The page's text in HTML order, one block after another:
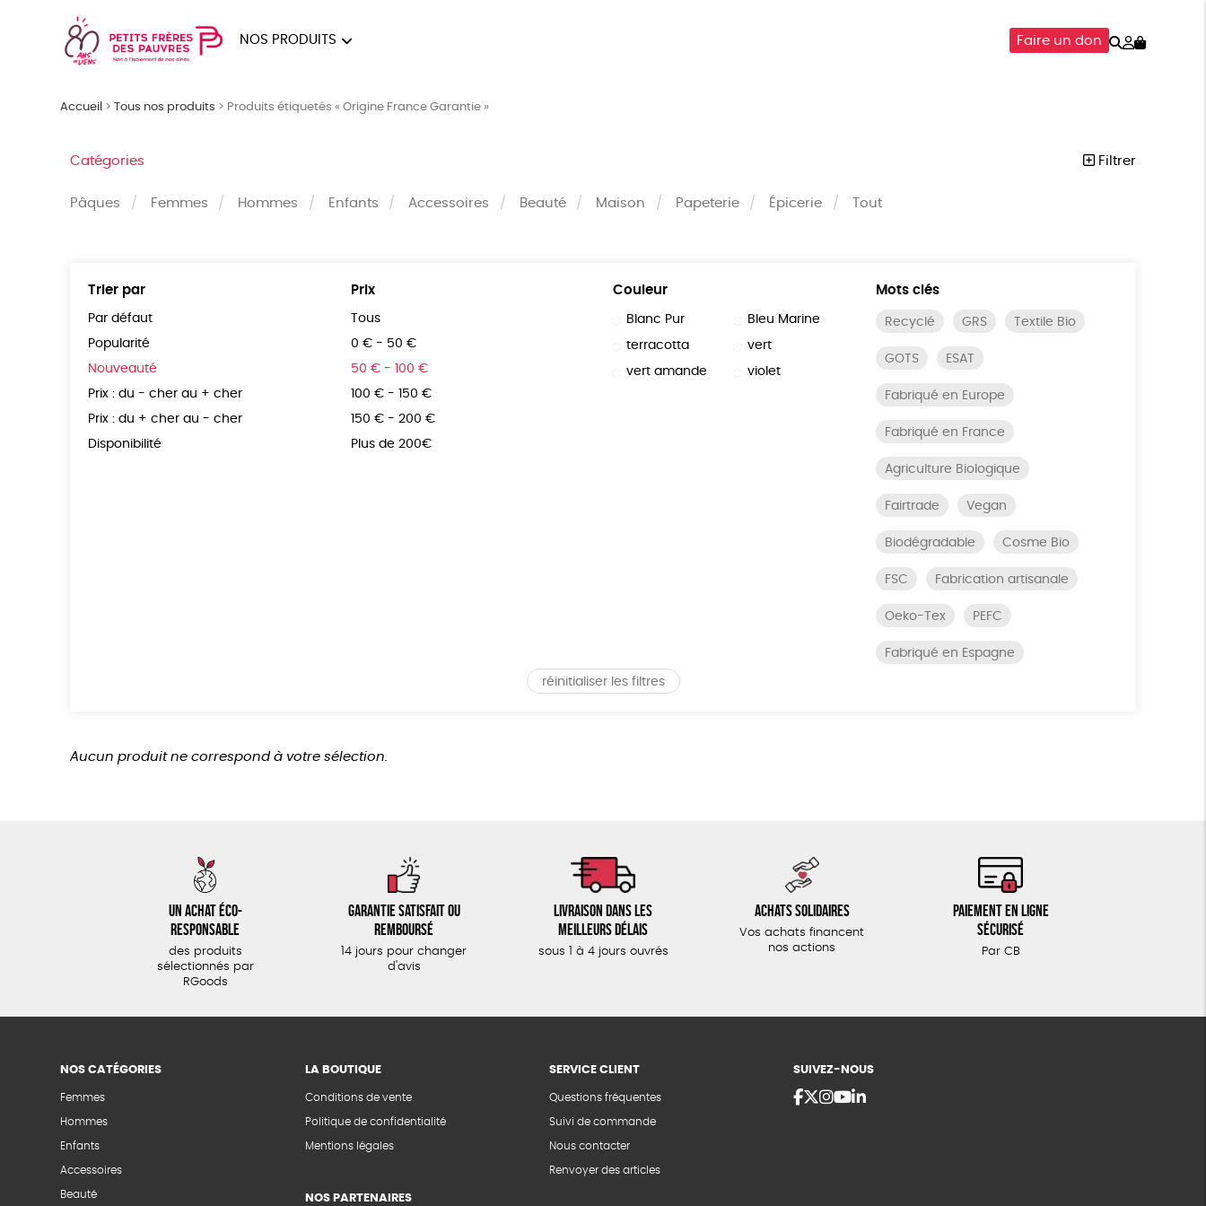
NOS PRODUITS Faire un don Rechercher
Mon
Accueil >Tous nos produits > Produits étiquetés « Origine France Garantie »
Catégories Filtrer
Pâques Femmes Hommes Enfants Accessoires Beauté Maison Papeterie Épicerie Tout
Trier par
Par défaut
Popularité
Nouveauté
Prix : du - cher au + cher
Prix : du + cher au - cher
Disponibilité
Prix
Tous
0 € - 50 €
50 € - 100 €
100 € - 150 €
150 € - 200 €
Plus de 200€
Couleur
Blanc Pur Bleu Marine
terracotta vert
vert amande violet
Mots clés
Recyclé GRS Textile Bio
GOTS ESAT
Fabriqué en Europe
Fabriqué en France
Agriculture Biologique
Fairtrade Vegan
Biodégradable Cosme Bio
FSC Fabrication artisanale
Oeko-Tex PEFC
Fabriqué en Espagne
réinitialiser les filtres
Aucun produit ne correspond à votre sélection.
Un achat éco-
responsable
des produits
sélectionnés par
RGoods
Garantie satisfait ou
remboursé
14 jours pour changer
d'avis
Livraison dans les
meilleurs délais
sous 1 à 4 jours ouvrés
Achats solidaires
Vos achats financent
nos actions
Paiement en ligne
sécurisé
Par CB
NOS CATÉGORIES
Femmes
Hommes
Enfants
Accessoires
Beauté
LA BOUTIQUE
Conditions de vente
Politique de confidentialité
Mentions légales
NOS PARTENAIRES
SERVICE CLIENT
Questions fréquentes
Suivi de commande
Nous contacter
Renvoyer des articles
SUIVEZ-NOUS